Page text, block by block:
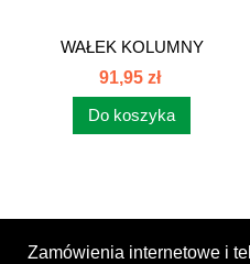
WAŁEK KOLUMNY
KIEROWNICZEJ C-330...
91,95 zł
Do koszyka
Zamówienia internetowe i